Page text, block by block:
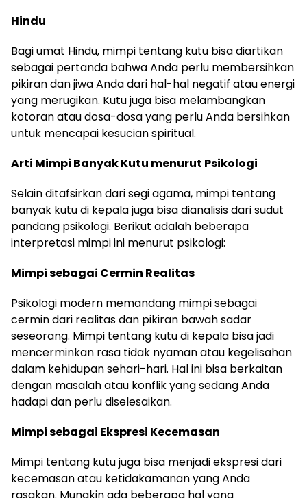
Hindu
Bagi umat Hindu, mimpi tentang kutu bisa diartikan
sebagai pertanda bahwa Anda perlu membersihkan
pikiran dan jiwa Anda dari hal-hal negatif atau energi
yang merugikan. Kutu juga bisa melambangkan
kotoran atau dosa-dosa yang perlu Anda bersihkan
untuk mencapai kesucian spiritual.
Arti Mimpi Banyak Kutu menurut Psikologi
Selain ditafsirkan dari segi agama, mimpi tentang
banyak kutu di kepala juga bisa dianalisis dari sudut
pandang psikologi. Berikut adalah beberapa
interpretasi mimpi ini menurut psikologi:
Mimpi sebagai Cermin Realitas
Psikologi modern memandang mimpi sebagai
cermin dari realitas dan pikiran bawah sadar
seseorang. Mimpi tentang kutu di kepala bisa jadi
mencerminkan rasa tidak nyaman atau kegelisahan
dalam kehidupan sehari-hari. Hal ini bisa berkaitan
dengan masalah atau konflik yang sedang Anda
hadapi dan perlu diselesaikan.
Mimpi sebagai Ekspresi Kecemasan
Mimpi tentang kutu juga bisa menjadi ekspresi dari
kecemasan atau ketidakamanan yang Anda